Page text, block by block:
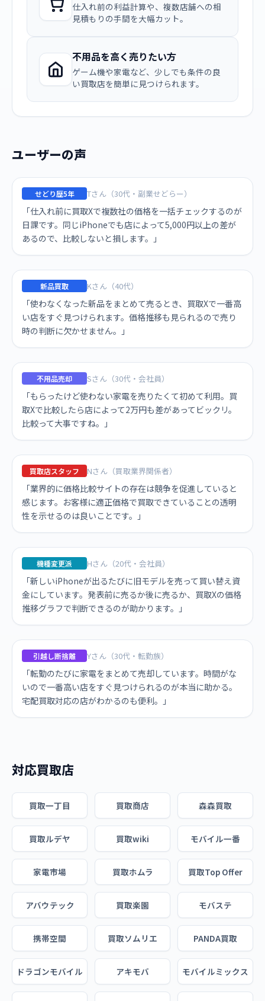
仕入れ前の利益計算や、複数店舗への相
見積もりの手間を大幅カット。
不用品を高く売りたい方
ゲーム機や家電など、少しでも条件の良
い買取店を簡単に見つけられます。
ユーザーの声
せどり歴5年 Tさん（30代・副業せどらー）
「仕入れ前に買取Xで複数社の価格を一括チェックするのが
日課です。同じiPhoneでも店によって5,000円以上の差が
あるので、比較しないと損します。」
新品買取 Kさん（40代）
「使わなくなった新品をまとめて売るとき、買取Xで一番高
い店をすぐ見つけられます。価格推移も見られるので売り
時の判断に欠かせません。」
不用品売却 Sさん（30代・会社員）
「もらったけど使わない家電を売りたくて初めて利用。買
取Xで比較したら店によって2万円も差があってビックリ。
比較って大事ですね。」
買取店スタッフ Nさん（買取業界関係者）
「業界的に価格比較サイトの存在は競争を促進していると
感じます。お客様に適正価格で買取できていることの透明
性を示せるのは良いことです。」
機種変更派 Hさん（20代・会社員）
「新しいiPhoneが出るたびに旧モデルを売って買い替え資
金にしています。発表前に売るか後に売るか、買取Xの価格
推移グラフで判断できるのが助かります。」
引越し断捨離 Yさん（30代・転勤族）
「転勤のたびに家電をまとめて売却しています。時間がな
いので一番高い店をすぐ見つけられるのが本当に助かる。
宅配買取対応の店がわかるのも便利。」
対応買取店
買取一丁目 買取商店 森森買取
買取ルデヤ 買取wiki モバイル一番
家電市場 買取ホムラ 買取Top Offer
アバウテック 買取楽園 モバステ
携帯空間 買取ソムリエ PANDA買取
ドラゴンモバイル アキモバ モバイルミックス